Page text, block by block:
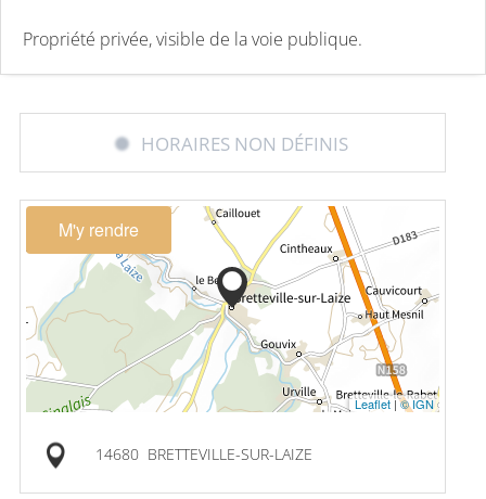
Propriété privée, visible de la voie publique.
HORAIRES NON DÉFINIS
M'y rendre
Leaflet|© IGN
14680 BRETTEVILLE-SUR-LAIZE